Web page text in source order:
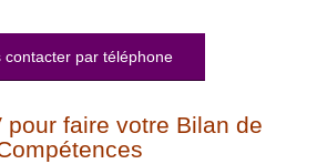
contacter par téléphone
pour faire votre Bilan de